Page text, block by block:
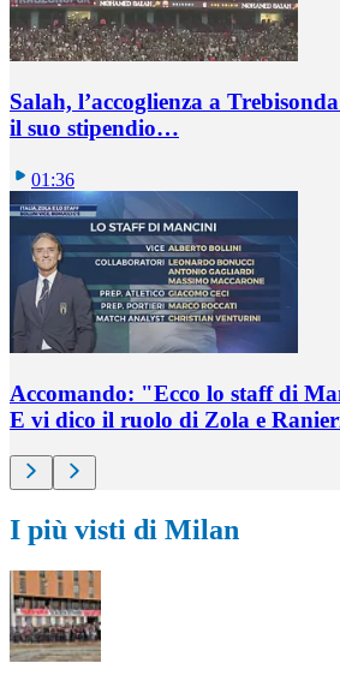
Salah, l’accoglienza a
il suo stipendio…
01:36
Accomando: "Ecco lo staff di
E vi dico il ruolo di Zola e
I più visti di Milan